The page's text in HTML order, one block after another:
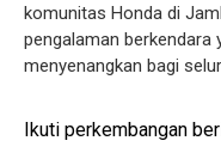
komunitas Honda di
pengalaman berkendara
menyenangkan bagi
Ikuti perkembangan